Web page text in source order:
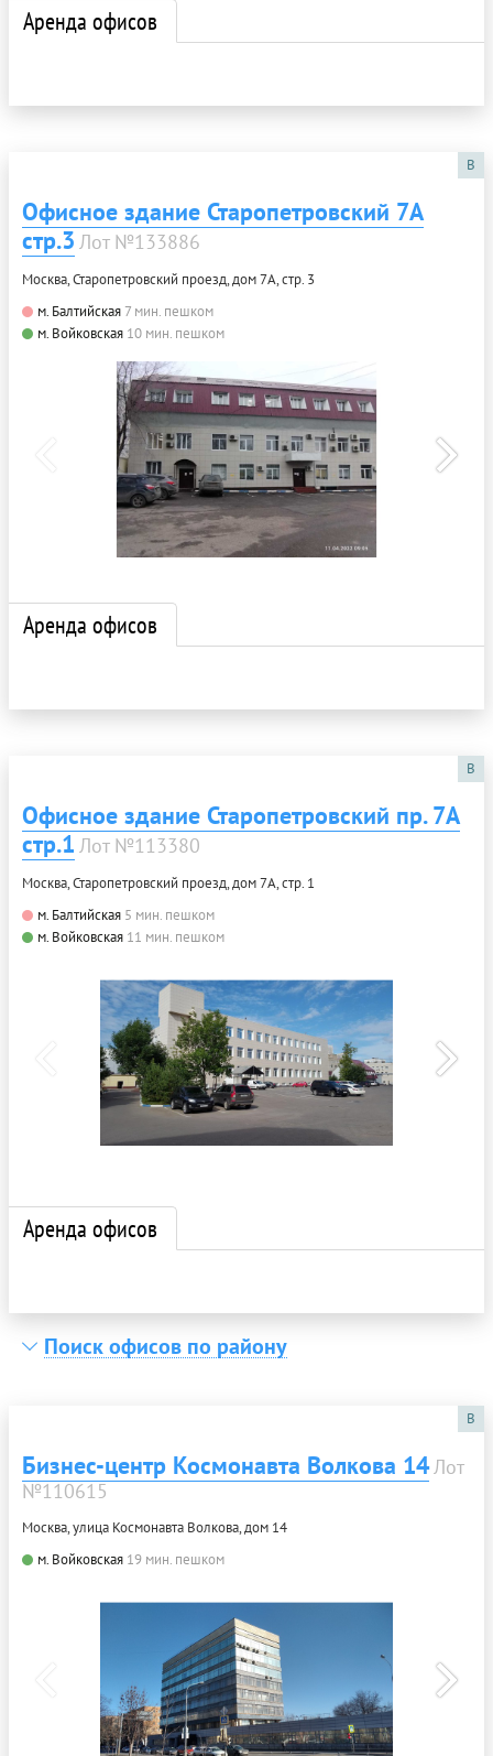
Аренда офисов
B
Офисное здание Старопетровский 7А
стр.3 Лот №133886
Москва, Старопетровский проезд, дом 7А, стр. 3
м. Балтийская 7 мин. пешком
м. Войковская 10 мин. пешком
Аренда офисов
B
Офисное здание Старопетровский пр. 7А
стр.1 Лот №113380
Москва, Старопетровский проезд, дом 7А, стр. 1
м. Балтийская 5 мин. пешком
м. Войковская 11 мин. пешком
Аренда офисов
Поиск офисов по району
B
Бизнес-центр Космонавта Волкова 14 Лот
№110615
Москва, улица Космонавта Волкова, дом 14
м. Войковская 19 мин. пешком